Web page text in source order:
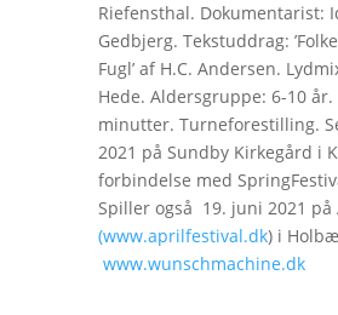
Riefensthal. Dokumentarist:
Gedbjerg. Tekstuddrag:
Fugl’ af H.C. Andersen.
Hede. Aldersgruppe: 6-10
minutter. Turneforestilling.
2021 på Sundby Kirkegård i
forbindelse med
Spiller også 19. juni 2021
(www.aprilfestival.dk) i
www.wunschmachine.dk